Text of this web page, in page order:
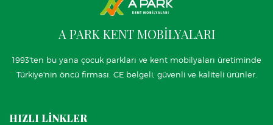
A PARK KENT MOBİLYALARI
1993'ten bu yana çocuk parkları ve kent mobilyaları üretiminde
Türkiye'nin öncü firması. CE belgeli, güvenli ve kaliteli ürünler.
HIZLI LİNKLER